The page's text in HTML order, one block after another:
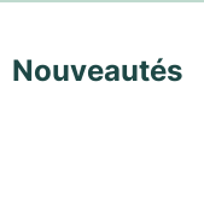
Nouveautés